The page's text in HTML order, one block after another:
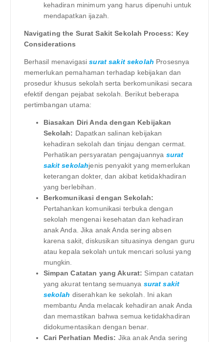
kehadiran minimum yang harus dipenuhi untuk
mendapatkan ijazah.
Navigating the Surat Sakit Sekolah Process: Key
Considerations
Berhasil menavigasisurat sakit sekolah Prosesnya
memerlukan pemahaman terhadap kebijakan dan
prosedur khusus sekolah serta berkomunikasi secara
efektif dengan pejabat sekolah. Berikut beberapa
pertimbangan utama:
Biasakan Diri Anda dengan Kebijakan
Sekolah: Dapatkan salinan kebijakan
kehadiran sekolah dan tinjau dengan cermat.
Perhatikan persyaratan pengajuannya surat
sakit sekolahjenis penyakit yang memerlukan
keterangan dokter, dan akibat ketidakhadiran
yang berlebihan.
Berkomunikasi dengan Sekolah:
Pertahankan komunikasi terbuka dengan
sekolah mengenai kesehatan dan kehadiran
anak Anda. Jika anak Anda sering absen
karena sakit, diskusikan situasinya dengan guru
atau kepala sekolah untuk mencari solusi yang
mungkin.
Simpan Catatan yang Akurat: Simpan catatan
yang akurat tentang semuanya surat sakit
sekolah diserahkan ke sekolah. Ini akan
membantu Anda melacak kehadiran anak Anda
dan memastikan bahwa semua ketidakhadiran
didokumentasikan dengan benar.
Cari Perhatian Medis: Jika anak Anda sering